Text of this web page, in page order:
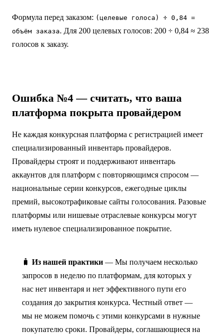
Формула перед заказом: (целевые голоса) ÷ 0,84 =
объём заказа. Для 200 целевых голосов: 200 ÷ 0,84 ≈ 238
голосов к заказу.
Ошибка №4 — считать, что ваша
платформа покрыта провайдером
Не каждая конкурсная платформа с регистрацией имеет
специализированный инвентарь провайдеров.
Провайдеры строят и поддерживают инвентарь
аккаунтов для платформ с повторяющимся спросом —
национальные серии конкурсов, ежегодные циклы
премий, высокотрафиковые сайты голосования. Разовые
платформы или нишевые отраслевые конкурсы могут
иметь нулевое специализированное покрытие.
🧳 Из нашей практики — Мы получаем несколько
запросов в неделю по платформам, для которых у
нас нет инвентаря и нет эффективного пути его
создания до закрытия конкурса. Честный ответ —
мы не можем помочь с этими конкурсами в нужные
покупателю сроки. Провайдеры, соглашающиеся на